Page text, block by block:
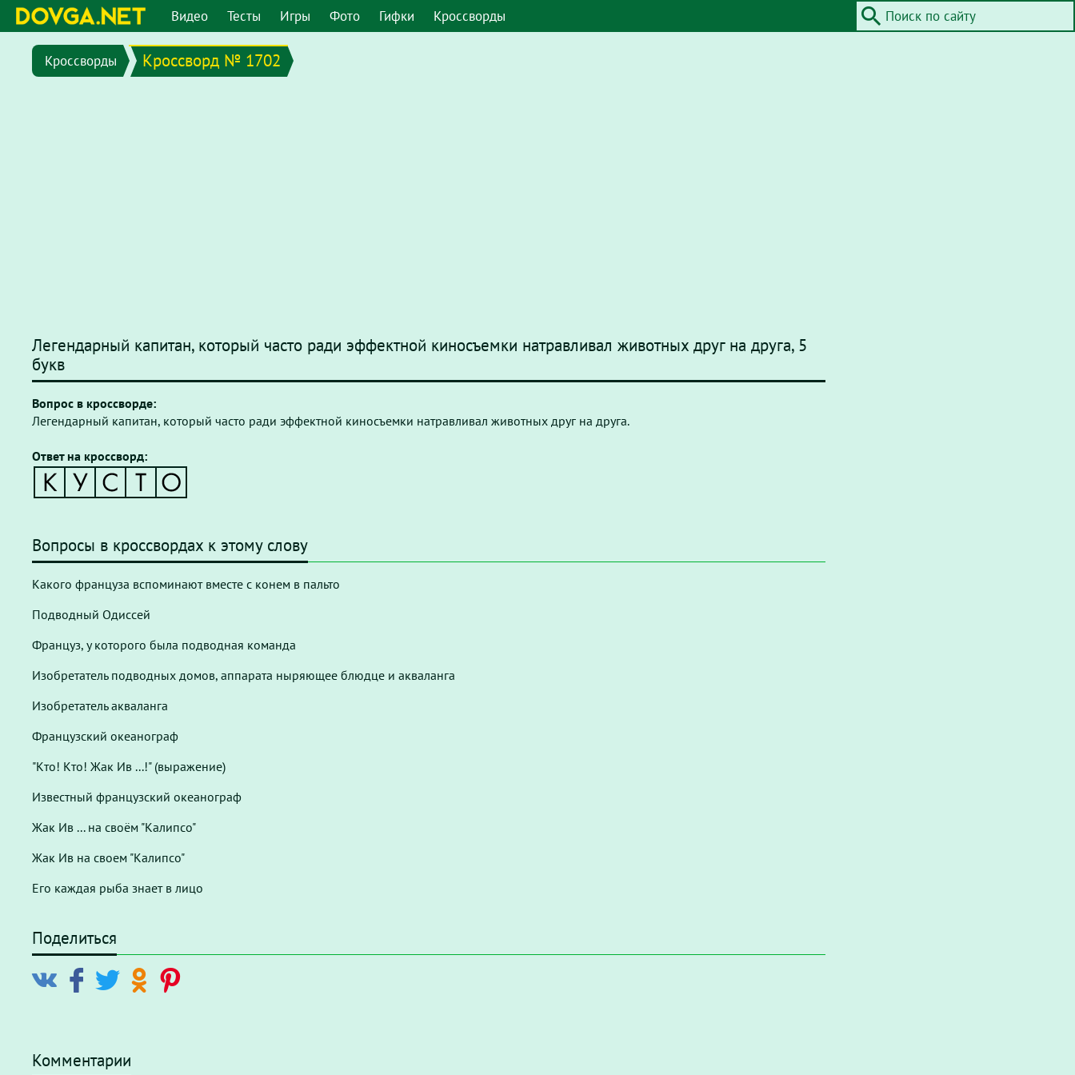
Видео Тесты Игры Фото Гифки Кроссворды
Кроссворды Кроссворд № 1702
Легендарный капитан, который часто ради эффектной киносъемки натравливал животных друг на друга, 5
букв
Вопрос в кроссворде:
Легендарный капитан, который часто ради эффектной киносъемки натравливал животных друг на друга.
Ответ на кроссворд:
Вопросы в кроссвордах к этому слову
Какого француза вспоминают вместе с конем в пальто
Подводный Одиссей
Француз, у которого была подводная команда
Изобретатель подводных домов, аппарата ныряющее блюдце и акваланга
Изобретатель акваланга
Французский океанограф
"Кто! Кто! Жак Ив ...!" (выражение)
Известный французский океанограф
Жак Ив ... на своём "Калипсо"
Жак Ив на своем "Калипсо"
Его каждая рыба знает в лицо
Поделиться
Комментарии